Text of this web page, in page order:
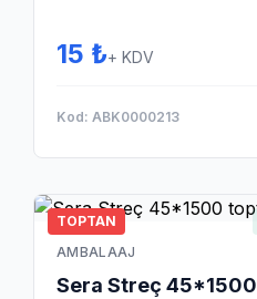
15 ₺+ KDV
Kod: ABK0000213
TOPTAN
AMBALAAJ
Sera Streç 45*1500